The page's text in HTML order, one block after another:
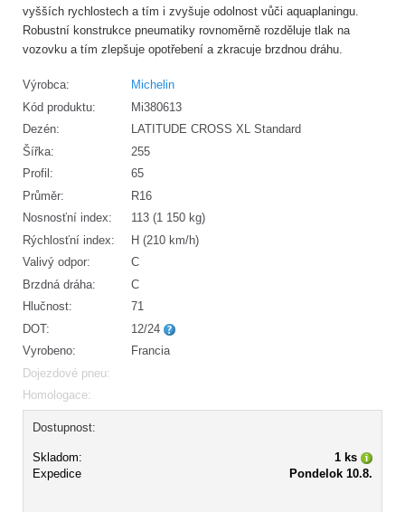
vyšších rychlostech a tím i zvyšuje odolnost vůči aquaplaningu.
Robustní konstrukce pneumatiky rovnoměrně rozděluje tlak na
vozovku a tím zlepšuje opotřebení a zkracuje brzdnou dráhu.
Výrobca:
Michelin
Kód produktu:
Mi380613
Dezén:
LATITUDE CROSS XL Standard
Šířka:
255
Profil:
65
Průměr:
R16
Nosnosťní index:
113 (1 150 kg)
Rýchlosťní index:
H (210 km/h)
Valivý odpor:
C
Brzdná dráha:
C
Hlučnost:
71
DOT:
12/24
Vyrobeno:
Francia
Dojezdové pneu:
Homologace:
Dostupnost:
Skladom:
1 ks
Expedice
Pondelok 10.8.